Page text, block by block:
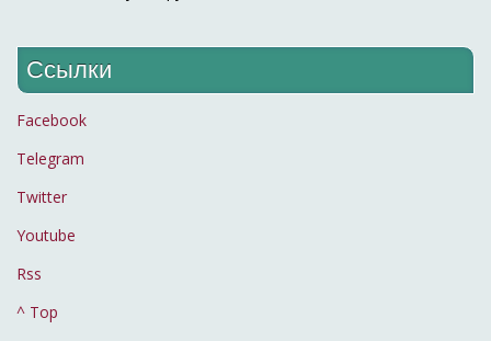
Ссылки
Facebook
Telegram
Twitter
Youtube
Rss
^ Top